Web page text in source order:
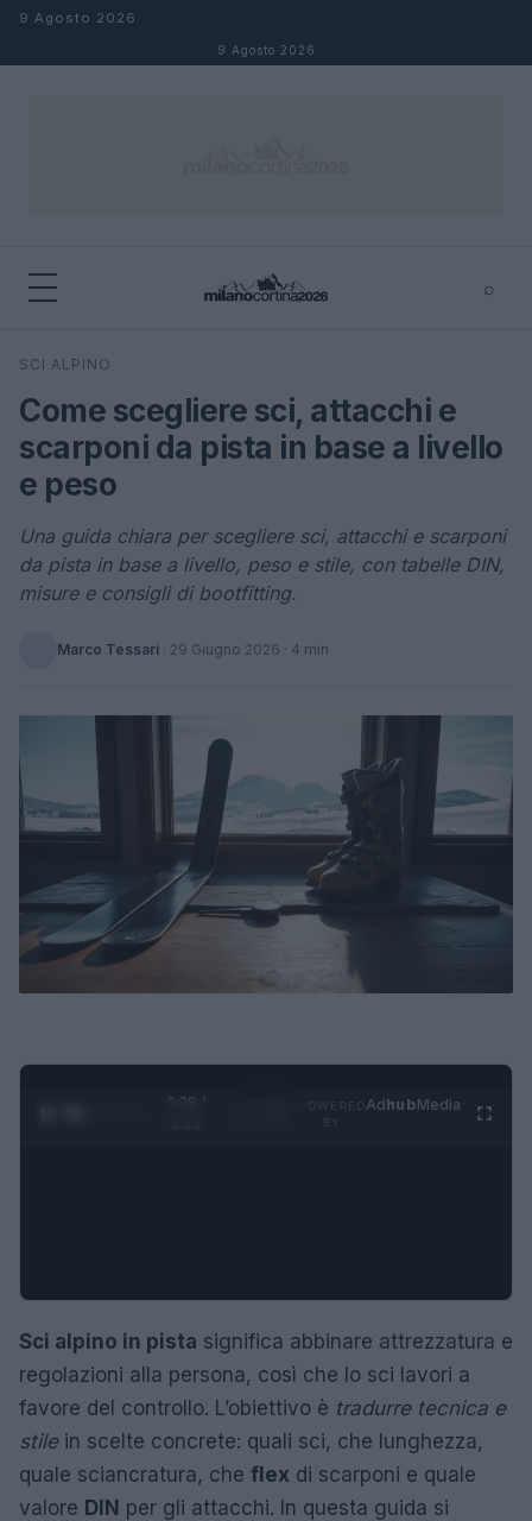
Salta al contenuto
9 Agosto 2026
9 Agosto 2026
⌕
Cerca
SCI ALPINO
Come scegliere sci, attacchi e
scarponi da pista in base a livello
e peso
Una guida chiara per scegliere sci, attacchi e scarponi
da pista in base a livello, peso e stile, con tabelle DIN,
misure e consigli di bootfitting.
Marco Tessari · 29 Giugno 2026 · 4 min
0:29 /
AdhubMedia
Sci alpino in pista significa abbinare attrezzatura e
regolazioni alla persona, così che lo sci lavori a
favore del controllo. L’obiettivo è tradurre tecnica e
stilein scelte concrete: quali sci, che lunghezza,
quale sciancratura, che flex di scarponi e quale
valore DIN per gli attacchi. In questa guida si